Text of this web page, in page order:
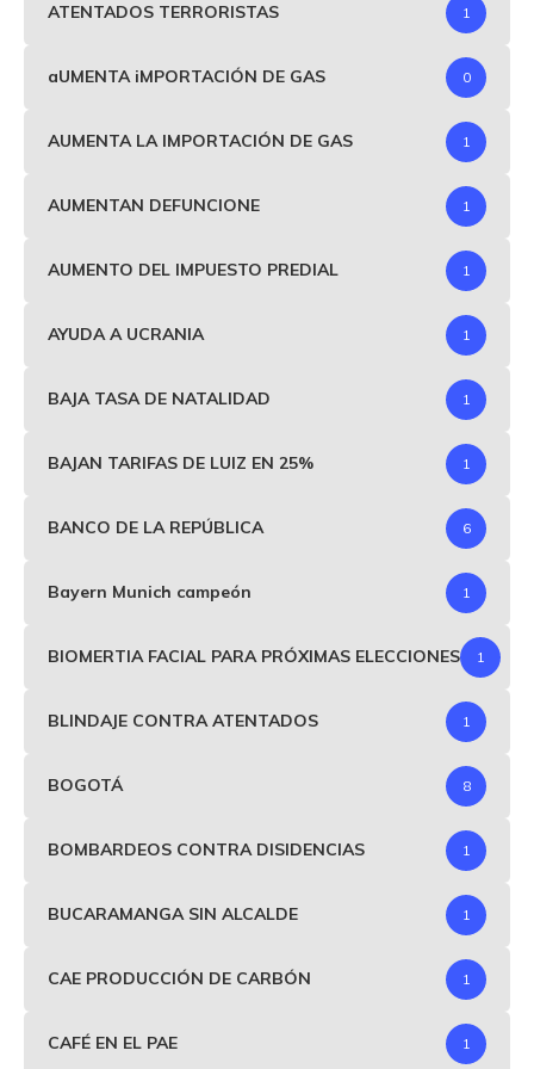
ATENTADOS TERRORISTAS 1
aUMENTA iMPORTACIÓN DE GAS 0
AUMENTA LA IMPORTACIÓN DE GAS 1
AUMENTAN DEFUNCIONE 1
AUMENTO DEL IMPUESTO PREDIAL 1
AYUDA A UCRANIA 1
BAJA TASA DE NATALIDAD 1
BAJAN TARIFAS DE LUIZ EN 25% 1
BANCO DE LA REPÚBLICA 6
Bayern Munich campeón 1
BIOMERTIA FACIAL PARA PRÓXIMAS ELECCIONES 1
BLINDAJE CONTRA ATENTADOS 1
BOGOTÁ 8
BOMBARDEOS CONTRA DISIDENCIAS 1
BUCARAMANGA SIN ALCALDE 1
CAE PRODUCCIÓN DE CARBÓN 1
CAFÉ EN EL PAE 1